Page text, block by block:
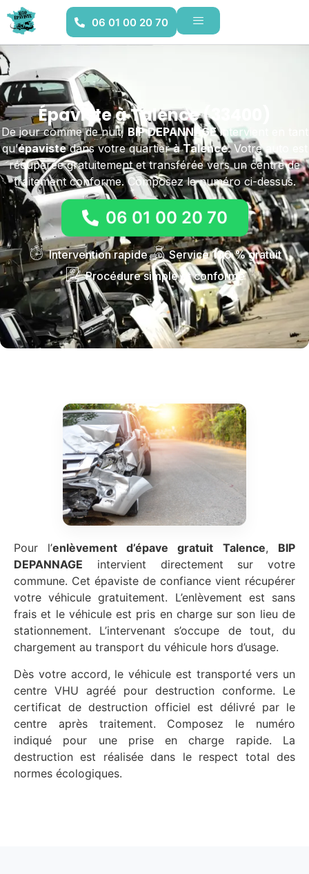
06 01 00 20 70
Épaviste à Talence (33400)
De jour comme de nuit, BIP DEPANNAGEintervient en tant
qu’épavistedans votre quartierà Talence. Votre auto est
récupérée gratuitement et transférée vers un centre de
traitement conforme. Composez le numéro ci-dessus.
06 01 00 20 70
Intervention rapide
Service 100 % gratuit
Procédure simple et conforme
Pour l’enlèvement d’épave gratuit Talence, BIP
DEPANNAGE intervient directement sur votre
commune. Cet épaviste de confiance vient récupérer
votre véhicule gratuitement. L’enlèvement est sans
frais et le véhicule est pris en charge sur son lieu de
stationnement. L’intervenant s’occupe de tout, du
chargement au transport du véhicule hors d’usage.
Dès votre accord, le véhicule est transporté vers un
centre VHU agréé pour destruction conforme. Le
certificat de destruction officiel est délivré par le
centre après traitement. Composez le numéro
indiqué pour une prise en charge rapide. La
destruction est réalisée dans le respect total des
normes écologiques.